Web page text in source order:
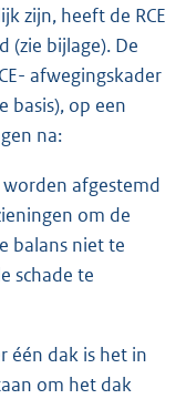
zijn, heeft de RCE
(zie bijlage). De
afwegingskader
basis), op een
na:
afgestemd
om de
balans niet te
schade te
één dak is het in
om het dak